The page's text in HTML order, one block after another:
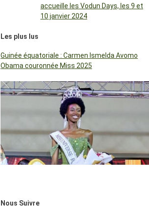
accueille les Vodun Days, les 9 et
10 janvier 2024
Les plus lus
Guinée équatoriale : Carmen Ismelda Avomo
Obama couronnée Miss 2025
Nous Suivre